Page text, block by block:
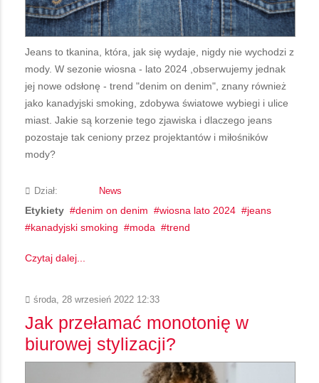
Jeans to tkanina, która, jak się wydaje, nigdy nie wychodzi z
mody. W sezonie wiosna - lato 2024 ,obserwujemy jednak
jej nowe odsłonę - trend "denim on denim", znany również
jako kanadyjski smoking, zdobywa światowe wybiegi i ulice
miast. Jakie są korzenie tego zjawiska i dlaczego jeans
pozostaje tak ceniony przez projektantów i miłośników
mody?
Dział: News
Etykiety denim on denim wiosna lato 2024
jeans
kanadyjski smoking
moda trend
Czytaj dalej...
środa, 28 wrzesień 2022 12:33
Jak przełamać monotonię w
biurowej stylizacji?